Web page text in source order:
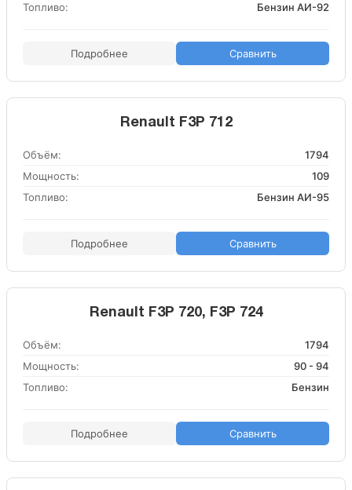
Топливо:
Бензин АИ-92
Подробнее Сравнить
Renault F3P 712
Объём:
1794
Мощность:
109
Топливо:
Бензин АИ-95
Подробнее Сравнить
Renault F3P 720, F3P 724
Объём:
1794
Мощность:
90 - 94
Топливо:
Бензин
Подробнее Сравнить